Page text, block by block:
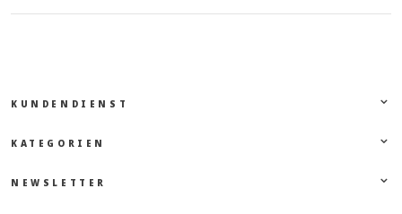
KUNDENDIENST
KATEGORIEN
NEWSLETTER